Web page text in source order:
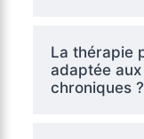
La thérapie
adaptée
chroniques ?